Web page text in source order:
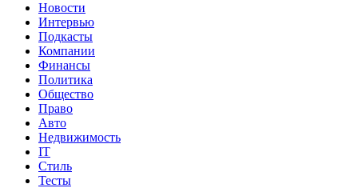
Новости
Интервью
Подкасты
Компании
Финансы
Политика
Общество
Право
Авто
Недвижимость
IT
Стиль
Тесты